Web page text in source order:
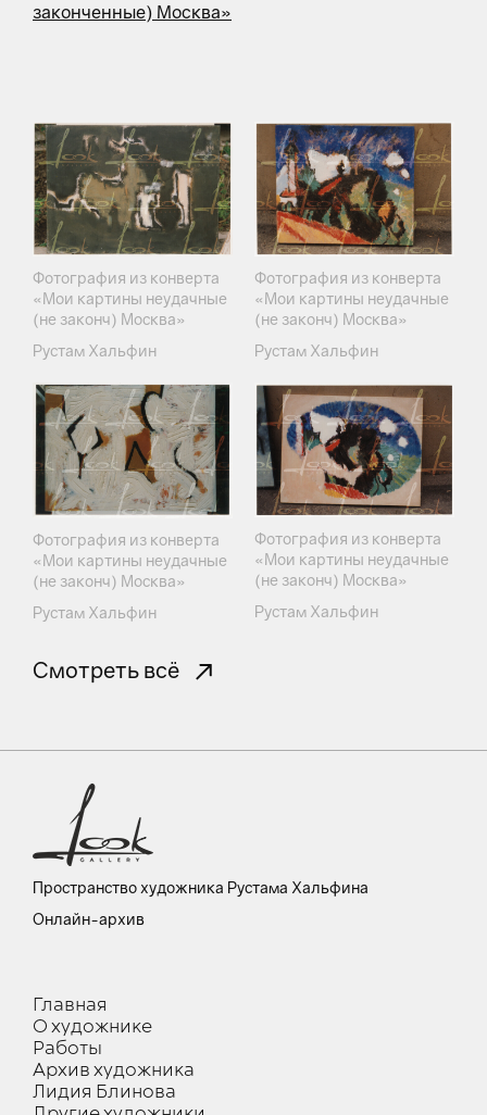
законченные) Москва»
Фотография из конверта
«Мои картины неудачные
(не законч) Москва»
Рустам Хальфин
Фотография из конверта
«Мои картины неудачные
(не законч) Москва»
Рустам Хальфин
Фотография из конверта
«Мои картины неудачные
(не законч) Москва»
Рустам Хальфин
Фотография из конверта
«Мои картины неудачные
(не законч) Москва»
Рустам Хальфин
Смотреть всё
Пространство художника Рустама Хальфина
Онлайн-архив
Главная
О художнике
Работы
Архив художника
Лидия Блинова